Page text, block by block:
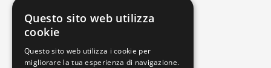
Cookie policy
Pagamenti e spedizioni
Questo sito web utilizza
cookie
Questo sito web utilizza i cookie per
migliorare la tua esperienza di navigazione.